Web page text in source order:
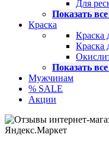
Для
Показать
Краска
Краска
Краска
Показать
Мужчинам
% SALE
Акции